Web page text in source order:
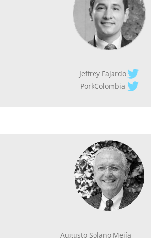
Jeffrey Fajardo
PorkColombia
Augusto Solano Mejía